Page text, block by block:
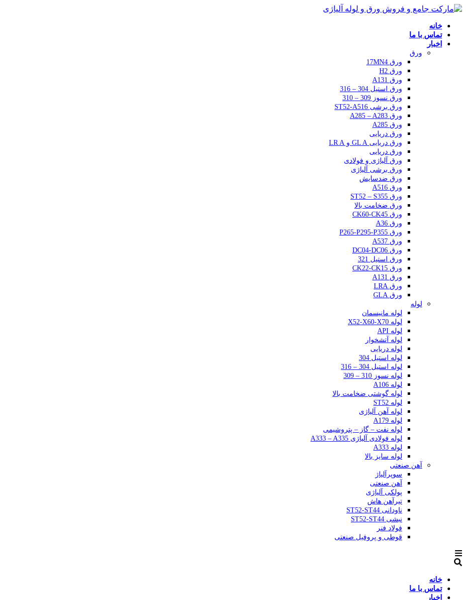
خانه
تماس با ما
اخبار
ورق
ورق 17MN4
ورق H2
ورق A131
ورق استیل 304 – 316
ورق نسوز 309 – 310
ورق برشی ST52-A516
ورق A285 – A283
ورق A285
ورق دریایی
ورق دریایی GL A و LR A
ورق دریایی
ورق آلیاژی و فولادی
ورق برشی آلیاژی
ورق ضدسایش
ورق A516
ورق ST52 – S355
ورق ضخامت بالا
ورق CK60-CK45
ورق A36
ورق P265-P295-P355
ورق A537
ورق DC04-DC06
ورق استیل 321
ورق CK22-CK15
ورق A131
ورق LRA
ورق GLA
لوله
لوله مانیسمان
لوله X52-X60-X70
لوله API
لوله آتشخوار
لوله دریایی
لوله استیل 304
لوله استیل 304 – 316
لوله نسوز 310 – 309
لوله A106
لوله گوشتی ضخامت بالا
لوله ST52
لوله آهن آلیاژی
لوله A179
لوله نفت – گاز – پتروشیمی
لوله فولادی آلیاژی A333 – A335
لوله A333
لوله سایز بالا
آهن صنعتی
سوپرآلیاژ
آهن صنعتی
پولکی آلیاژی
تیرآهن هاش
ناودانی ST52-ST44
نبشی ST52-ST44
فولاد فنر
قوطی و پروفیل صنعتی
خانه
تماس با ما
اخبار